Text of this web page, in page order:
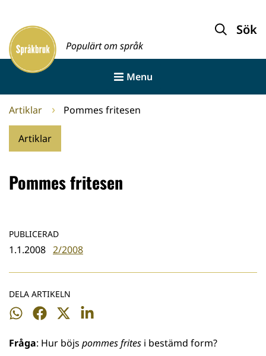
innehållet
Framsida
Populärt om språk
Sök
Menu
Artiklar Pommes fritesen
Artiklar
Pommes fritesen
PUBLICERAD
1.1.2008 2/2008
DELA ARTIKELN
Dela
WhatsApp
Dela
Facebook
Dela
Twitter
Dela
LinkedIn
Fråga: Hur böjs pommes frites i bestämd form?